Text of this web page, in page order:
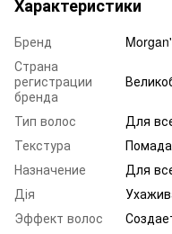
Характеристики
Бренд
Страна
регистрации
бренда
Тип волос
Для
Текстура
Помада
Назначение
Для
Дія
Эффект волос